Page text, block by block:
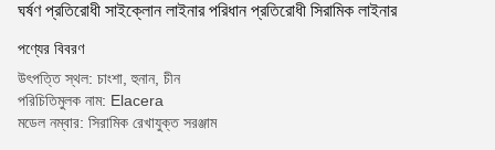
ঘর্ষণ প্রতিরোধী সাইক্লোন লাইনার পরিধান প্রতিরোধী সিরামিক লাইনার
পণ্যের বিবরণ
উৎপত্তি স্থল: চাংশা, হুনান, চীন
পরিচিতিমুলক নাম: Elacera
মডেল নম্বার: সিরামিক রেখাযুক্ত সরঞ্জাম